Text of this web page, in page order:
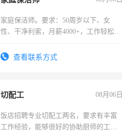
家庭保洁师。要求：50周岁以下、女
性、干净利索，月薪4000+，工作轻松，
太太等。查看联系方式
切配工 08月06日
饭店招聘专业切配工两名，要求有丰富
工作经验，能够很好的协助厨师的工